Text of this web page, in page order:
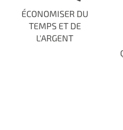
ÉCONOMISER DU
TEMPS ET DE
L'ARGENT